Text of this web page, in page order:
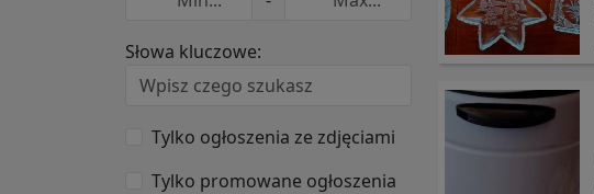
Słowa kluczowe:
Tylko ogłoszenia ze zdjęciami
Tylko promowane ogłoszenia